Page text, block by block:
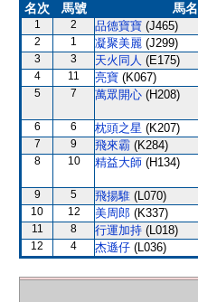
名次
馬號 馬名
1 2 品德寶寶 (J465)
2 1 凝聚美麗 (J299)
3 3 天火同人 (E175)
4 11 亮寶 (K067)
5 7 萬眾開心 (H208)
6 6 枕頭之星 (K207)
7 9 飛來霸 (K284)
8 10 精益大師 (H134)
9 5 飛揚騅 (L070)
10 12 美周郎 (K337)
11 8 行運加持 (L018)
12 4 杰遜仔 (L036)